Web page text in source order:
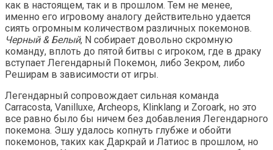
как в настоящем, так и в прошлом. Тем не менее,
именно его игровому аналогу действительно удается
сиять огромным количеством различных покемонов.
Черный & Белый, N собирает довольно скромную
команду, вплоть до пятой битвы с игроком, где в драку
вступает Легендарный Покемон, либо Зекром, либо
Реширам в зависимости от игры.
Легендарный сопровождает сильная команда
Carracosta, Vanilluxe, Archeops, Klinklang и Zoroark, но это
все равно было бы ничем без добавления Легендарного
покемона. Эшу удалось копнуть глубже и обойти
покемонов, таких как Даркрай и Латиос в прошлом, но